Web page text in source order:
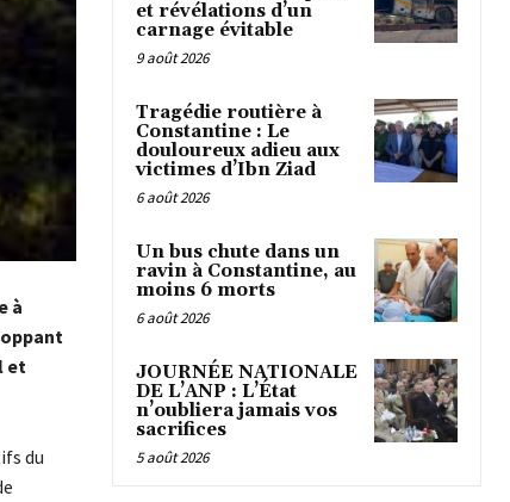
à
et
du
et révélations d’un
carnage évitable
9 août 2026
Tragédie routière à
Constantine : Le
douloureux adieu aux
victimes d’Ibn Ziad
6 août 2026
Un bus chute dans un
ravin à Constantine, au
moins 6 morts
6 août 2026
JOURNÉE NATIONALE
DE L’ANP : L’État
n’oubliera jamais vos
sacrifices
5 août 2026